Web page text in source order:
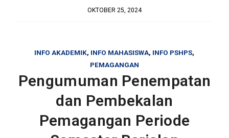
OKTOBER 25, 2024
INFO AKADEMIK, INFO MAHASISWA, INFO PSHPS,
PEMAGANGAN
Pengumuman Penempatan
dan Pembekalan
Pemagangan Periode